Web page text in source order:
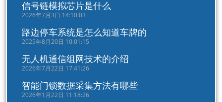
信号链模拟芯片是什么
2026年7月3日 14:10:03
路边停车系统是怎么知道车牌的
2025年8月20日 10:01:15
无人机通信组网技术的介绍
2026年7月22日 17:41:26
智能门锁数据采集方法有哪些
2026年1月22日 11:18:26